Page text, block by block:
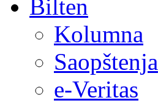
Bilten
Kolumna
Saopštenja
e-Veritas